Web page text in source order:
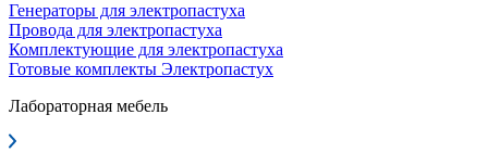
Генераторы для электропастуха
Провода для электропастуха
Комплектующие для электропастуха
Готовые комплекты Электропастух
Лабораторная мебель